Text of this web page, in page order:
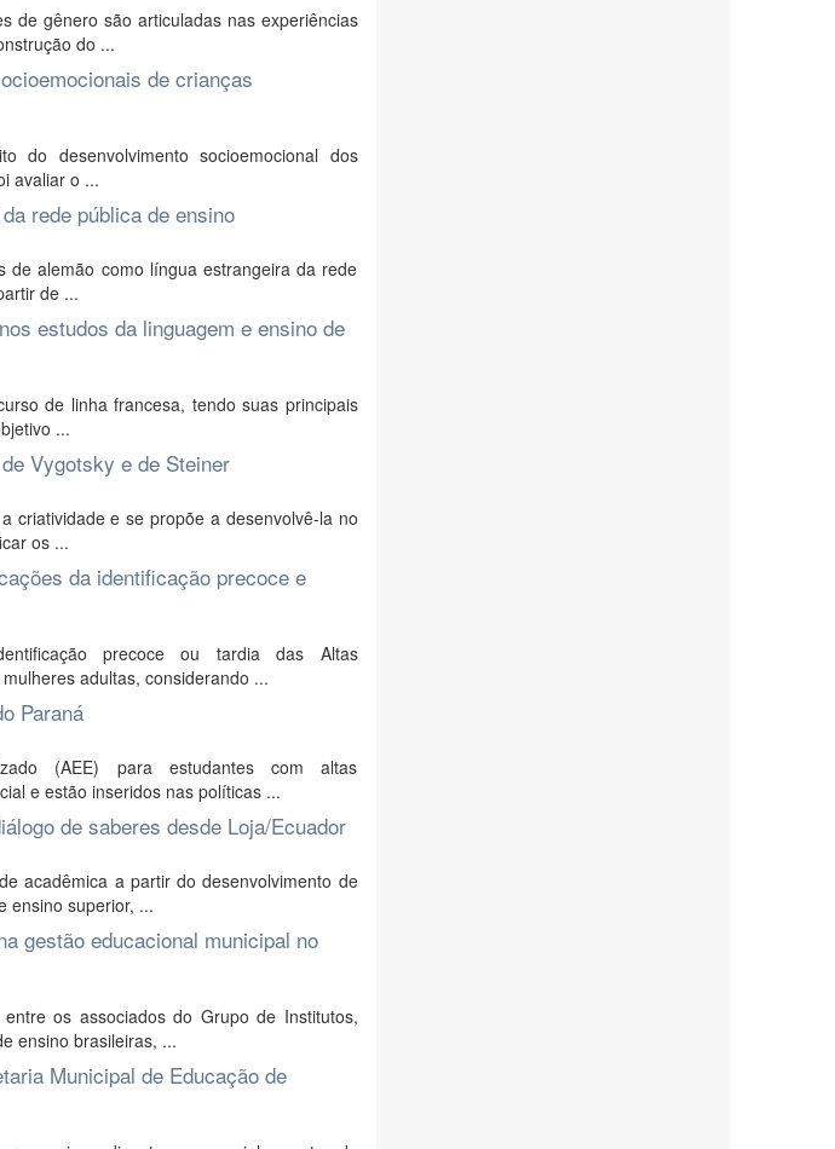
de gênero são articuladas nas experiências
do ...
de crianças
do desenvolvimento socioemocional dos
avaliar o ...
rede pública de ensino
de alemão como língua estrangeira da rede
de ...
estudos da linguagem e ensino de
de linha francesa, tendo suas principais
...
Vygotsky e de Steiner
criatividade e se propõe a desenvolvê-la no
os ...
da identificação precoce e
precoce ou tardia das Altas
adultas, considerando ...
Paraná
(AEE) para estudantes com altas
e estão inseridos nas políticas ...
de saberes desde Loja/Ecuador
acadêmica a partir do desenvolvimento de
ensino superior, ...
gestão educacional municipal no
os associados do Grupo de Institutos,
ensino brasileiras, ...
Municipal de Educação de